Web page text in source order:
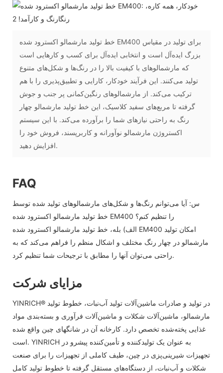
خط تولید مارشمالو اکسترود شده EM400 برای تولید در مقیاس
بزرگ ایده‌آل است و انتخابی ایده‌آل برای کسب و کارهایی است
که مارشمالوهای با کیفیت بالا را در رنگ‌ها و شکل‌های متنوع
تولید می‌کنند. این فرآیند خودکار، کارایی و تطبیق‌پذیری را با هم
ترکیب می‌کند. از مارشمالوهای رنگین‌کمانی پر جنب و جوش
گرفته تا مربع‌های سفید کلاسیک، این خط تولید مارشمالو چهار
رنگ به راحتی نیازهای شما را برآورده می‌کند. با این سیستم
اکستروژن مارشمالو نوآورانه و کاربرپسند، فروش خود را
افزایش دهید.
FAQ
س: آیا می‌توانم رنگ‌ها و شکل‌های مارشمالوهای تولید شده توسط
خط تولید مارشمالو اکسترود شده EM400 را تنظیم کنم؟
الف) بله، خط تولید مارشمالو اکسترود شده EM400 امکان تولید
مارشمالو در چهار رنگ مختلف و اشکال منظم را فراهم می‌کند که به
راحتی می‌توان آنها را مطابق با ترجیحات شما تنظیم کرد.
مزایای شرکت
YINRICH® در تولید و صادرات ماشین‌آلات تولید آب‌نبات، خطوط تولید
مارشمالو، ماشین‌آلات شکلات و ماشین‌آلات فرآوری و بسته‌بندی مواد
غذایی پخته‌شده تخصص دارد. کارخانه آن در شانگهای چین واقع شده
است. YINRICH به عنوان یک تولیدکننده و تأمین‌کننده پیشرو در
تجهیزات شیرینی‌پزی در چین، طیف کاملی از تجهیزات را برای صنعت
شکلات و آب‌نبات، از دستگاه‌های مستقل گرفته تا خطوط تولید کامل